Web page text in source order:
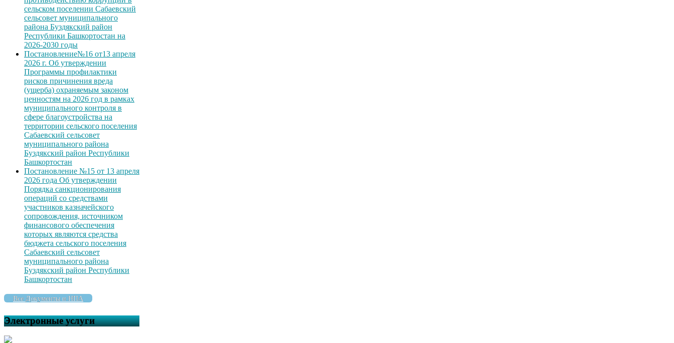
сельском поселении Сабаевский
сельсовет муниципального
района Буздякский район
Республики Башкортостан на
2026-2030 годы
Постановление№16 от13 апреля
2026 г. Об утверждении
Программы профилактики
рисков причинения вреда
(ущерба) охраняемым законом
ценностям на 2026 год в рамках
муниципального контроля в
сфере благоустройства на
территории сельского поселения
Сабаевский сельсовет
муниципального района
Буздякский район Республики
Башкортостан
Постановление №15 от 13 апреля
2026 года Об утверждении
Порядка санкционирования
операций со средствами
участников казначейского
сопровождения, источником
финансового обеспечения
которых являются средства
бюджета сельского поселения
Сабаевский сельсовет
муниципального района
Буздякский район Республики
Башкортостан
Все Документы и НПА
Электронные услуги